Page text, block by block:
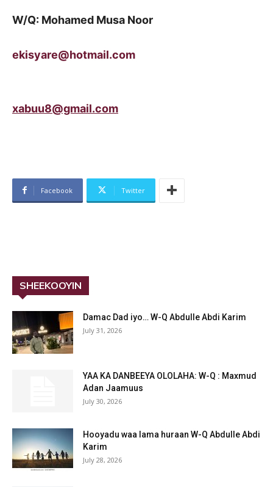
W/Q: Mohamed Musa Noor
ekisyare@hotmail.com
xabuu8@gmail.com
Facebook Twitter
SHEEKOOYIN
Damac Dad iyo… W-Q Abdulle Abdi Karim
July 31, 2026
YAA KA DANBEEYA OLOLAHA: W-Q : Maxmud
Adan Jaamuus
July 30, 2026
Hooyadu waa lama huraan W-Q Abdulle Abdi
Karim
July 28, 2026